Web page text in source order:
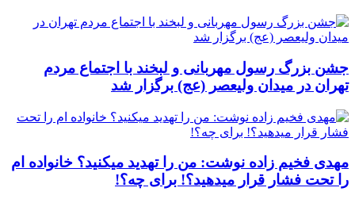
جشن بزرگ رسول مهربانی و لبخند با اجتماع مردم
تهران در میدان ولیعصر (عج) برگزار شد
مهدی فخیم زاده نوشت: من را تهدید میکنید؟ خانواده ام
را‌ تحت فشار قرار میدهید؟! برای چه؟!